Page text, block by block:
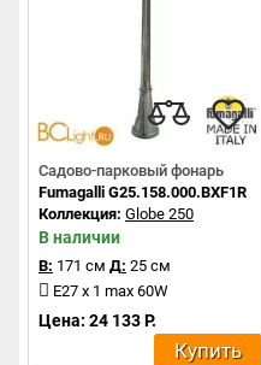
Садово-парковый фонарь
Fumagalli G25.158.000.BXF1R
Коллекция: Globe 250
В наличии
В: 171 см Д: 25 см
E27 x 1 max 60W
Цена: 24 133 Р.
Купить